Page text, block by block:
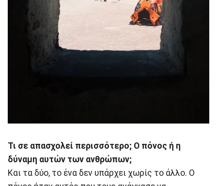
Τι σε απασχολεί περισσότερο; Ο πόνος ή η
δύναμη αυτών των ανθρώπων;
Και τα δύο, το ένα δεν υπάρχει χωρίς το άλλο. Ο